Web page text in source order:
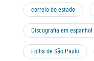
correio do estado
Discografia em espanhol
Folha de São Paulo